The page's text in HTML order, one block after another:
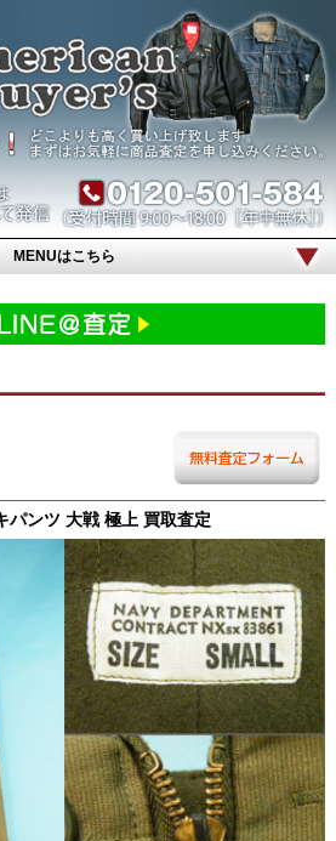
MENUはこちら
パンツ 大戦 極上 買取査定